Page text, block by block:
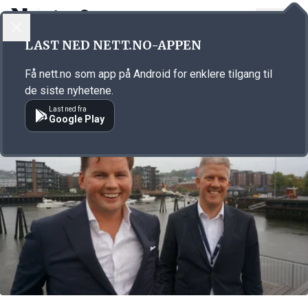
Annonsørinnhold
LAST NED NETT.NO-APPEN
Få nett.no som app på Android for enklere tilgang til
de siste nyhetene.
Last ned fra
Google Play